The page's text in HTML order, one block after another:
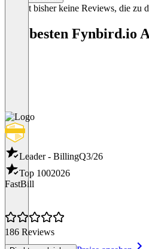
Es gibt bisher keine Reviews, die zu
Die besten Fynbird.io
Leader - BillingQ3/26
Top 1002026
FastBill
186 Reviews